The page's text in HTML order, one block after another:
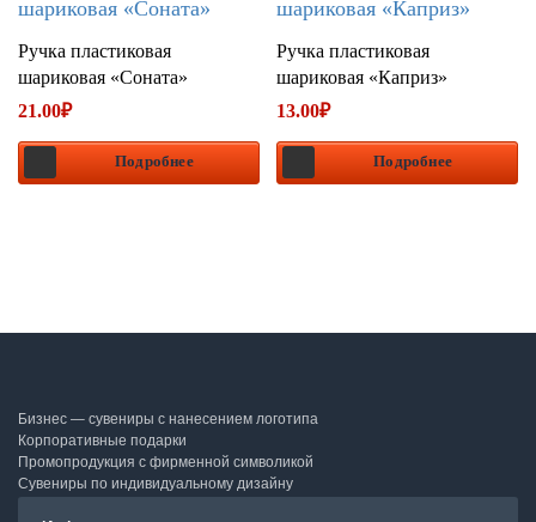
Ручка пластиковая
шариковая «Соната»
21.00₽
Подробнее
Ручка пластиковая
шариковая «Каприз»
13.00₽
Подробнее
Бизнес — сувениры с нанесением логотипа
Корпоративные подарки
Промопродукция с фирменной символикой
Сувениры по индивидуальному дизайну